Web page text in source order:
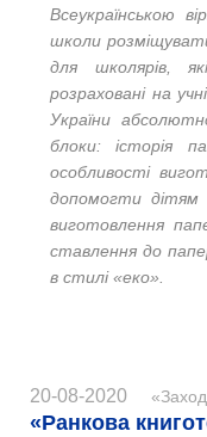
Всеукраїнською
школи
для школярів,
розраховані на
України
блоки: історія
особливості
допомогти дітям
виготовлення
ставлення до
в стилі «еко».
20-08-2020
«Ранкова